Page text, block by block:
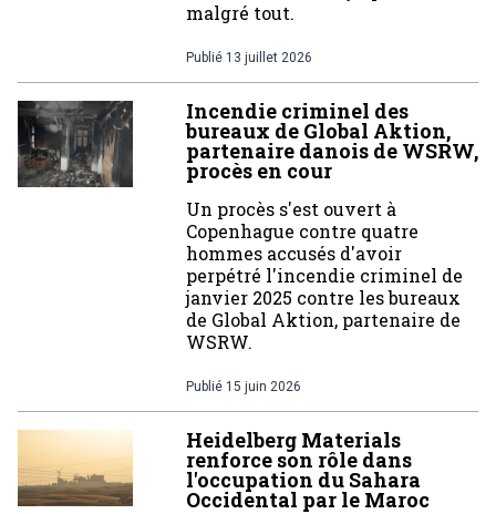
malgré tout.
Publié 13 juillet 2026
Incendie criminel des
bureaux de Global Aktion,
partenaire danois de WSRW,
procès en cour
Un procès s'est ouvert à
Copenhague contre quatre
hommes accusés d'avoir
perpétré l'incendie criminel de
janvier 2025 contre les bureaux
de Global Aktion, partenaire de
WSRW.
Publié 15 juin 2026
Heidelberg Materials
renforce son rôle dans
l'occupation du Sahara
Occidental par le Maroc